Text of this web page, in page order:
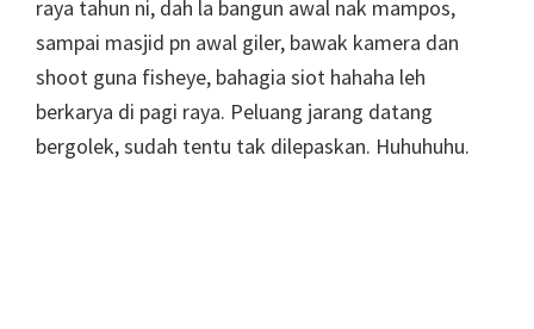
raya tahun ni, dah la bangun awal nak mampos,
sampai masjid pn awal giler, bawak kamera dan
shoot guna fisheye, bahagia siot hahaha leh
berkarya di pagi raya. Peluang jarang datang
bergolek, sudah tentu tak dilepaskan. Huhuhuhu.